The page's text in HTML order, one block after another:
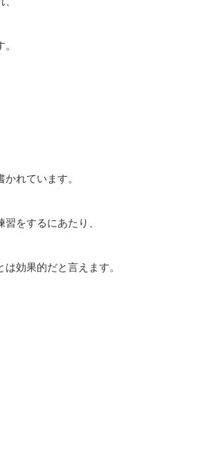
れています。
をするにあたり、
効果的だと言えます。